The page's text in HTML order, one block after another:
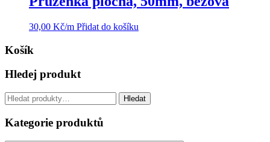
30,00 Kč/m Přidat do košíku
Košík
Hledej produkt
Hledat: Hledat
Kategorie produktů